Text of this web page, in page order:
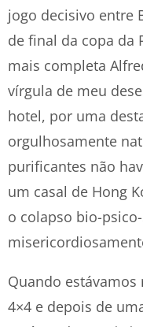
jogo decisivo entre
de final da copa da
mais completa
vírgula de meu
hotel, por uma
orgulhosamente
purificantes não
um casal de Hong
o colapso bio-
Quando
4×4 e depois de